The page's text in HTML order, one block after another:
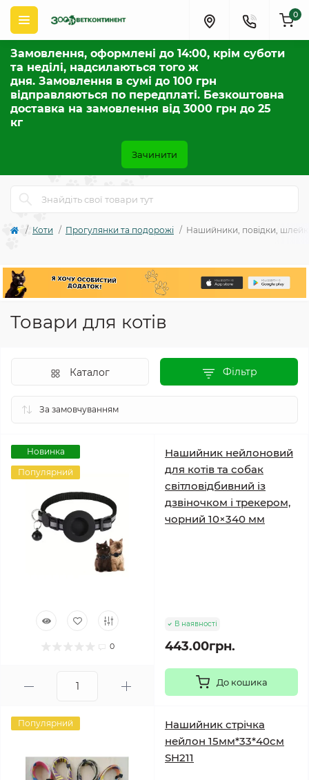
Замовлення, оформлені до 14:00, крім суботи
та неділі, надсилаються того ж
дня. Замовлення в сумі до 100 грн
відправляються по передплаті. Безкоштовна
доставка на замовлення від 3000 грн до 25
кг
Зачинити
0
Коти Прогулянки та подорожі Нашийники, повідки,
Товари для котів
Фільтр
Каталог
Новинка
Популярний
0
Нашийник нейлоновий
для котів та собак
світловідбивний із
дзвіночком і трекером,
чорний 10×340 мм
В наявності
443.00грн.
До кошика
Популярний
Нашийник стрічка
нейлон 15мм*33*40см
SH211